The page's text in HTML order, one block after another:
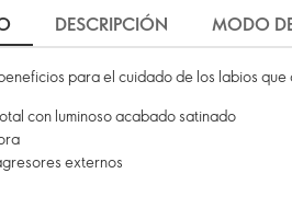
DESCRIPCIÓN MODO
para el cuidado de los labios
con luminoso acabado satinado
externos